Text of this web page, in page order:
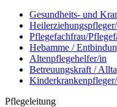
Gesundheits- und
Pflegefachfrau/
Hebamme /
Altenpflegehelfer/in
Betreuungskraft /
Pflegeleitung